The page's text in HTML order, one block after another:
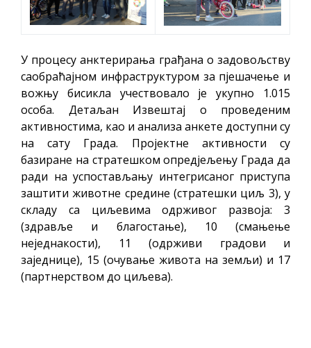
У процесу анктерирања грађана о задовољству
саобраћајном инфраструктуром за пјешачење и
вожњу бисикла учествовало је укупно 1.015
особа. Детаљан Извештај о проведеним
активностима, као и анализа анкете доступни су
на сату Града. Пројектне активности су
базиране на стратешком опредјељењу Града да
ради на успостављању интегрисаног приступа
заштити животне средине (стратешки циљ 3), у
складу са циљевима одрживог развоја: 3
(здравље и благостање), 10 (смањење
неједнакости), 11 (одрживи градови и
заједнице), 15 (очување живота на земљи) и 17
(партнерством до циљева).